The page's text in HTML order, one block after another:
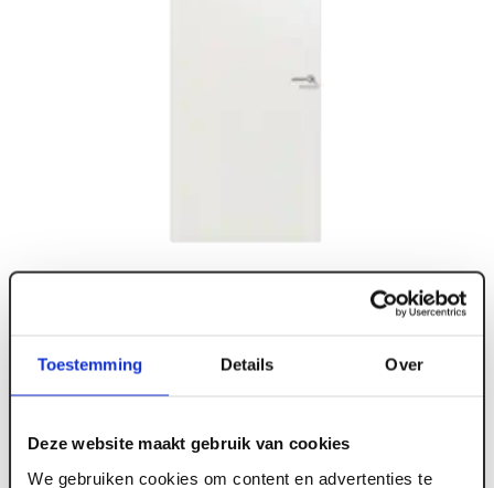
Toestemming Details Over
Deze website maakt gebruik van cookies
We gebruiken cookies om content en advertenties te